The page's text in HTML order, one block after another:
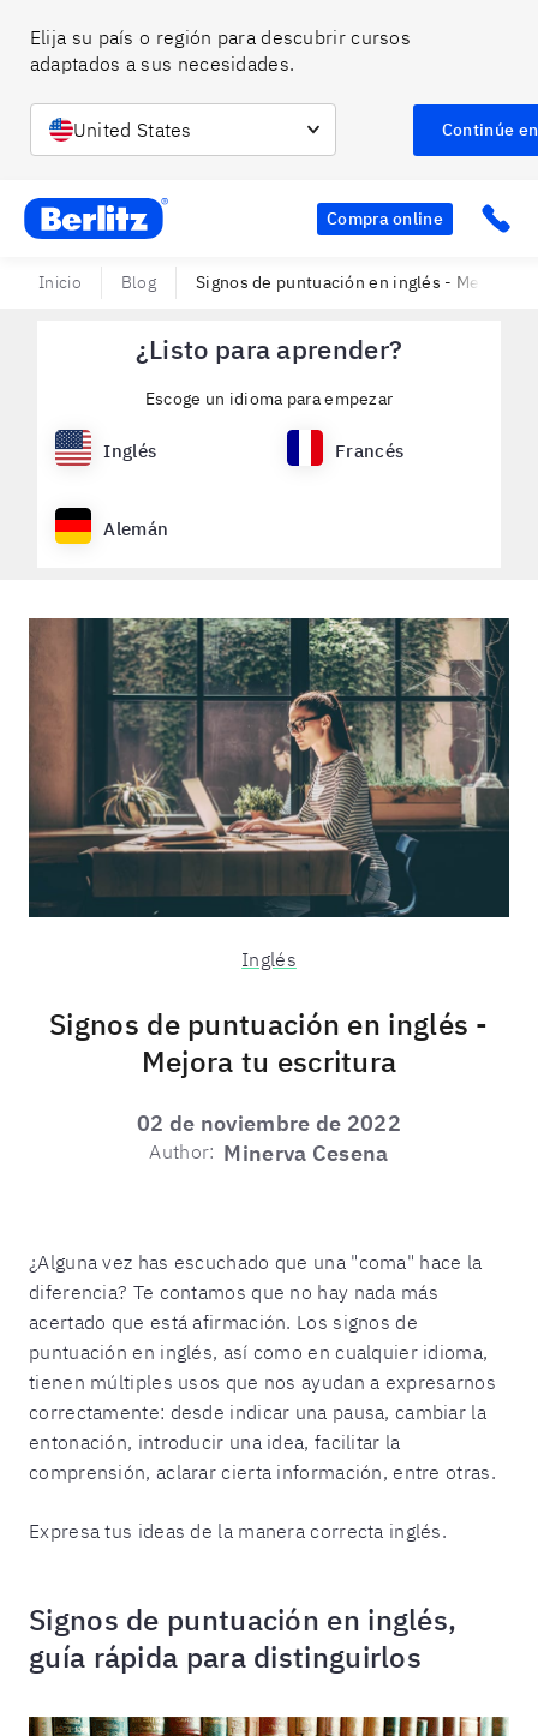
Elija su país o región para descubrir cursos
adaptados a sus necesidades.
United States Continúe en
Berlitz CO Compra online
Inicio Blog Signos de puntuación en inglés - Mejora tu
¿Listo para aprender?
Escoge un idioma para empezar
Inglés Francés
Alemán
Inglés
Signos de puntuación en inglés -
Mejora tu escritura
02 de noviembre de 2022
Author: Minerva Cesena
¿Alguna vez has escuchado que una "coma" hace la
diferencia? Te contamos que no hay nada más
acertado que está afirmación. Los signos de
puntuación en inglés, así como en cualquier idioma,
tienen múltiples usos que nos ayudan a expresarnos
correctamente: desde indicar una pausa, cambiar la
entonación, introducir una idea, facilitar la
comprensión, aclarar cierta información, entre otras.
Expresa tus ideas de la manera correcta inglés.
Signos de puntuación en inglés,
guía rápida para distinguirlos